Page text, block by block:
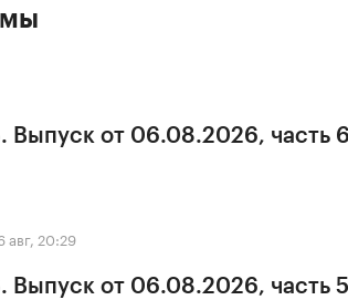
Выпуск от 06.08.2026, часть
авг, 20:29
Выпуск от 06.08.2026, часть 5